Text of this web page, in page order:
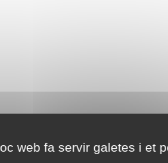
web fa servir galetes i et